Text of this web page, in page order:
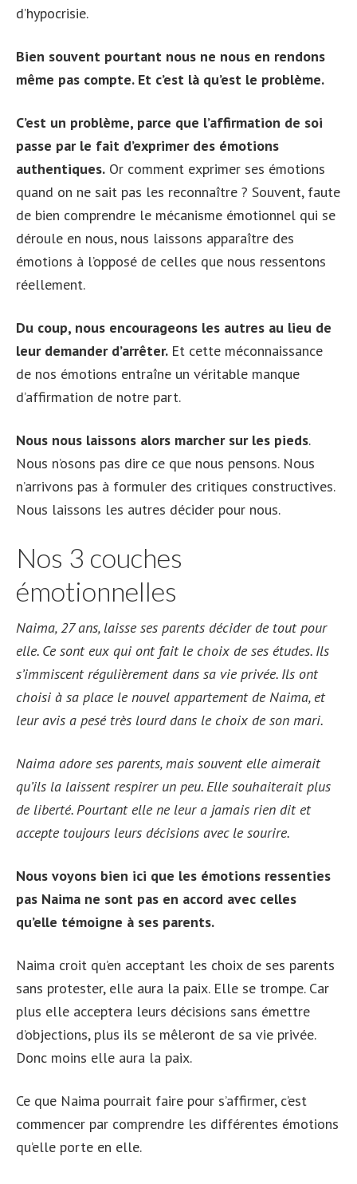
d’hypocrisie.
Bien souvent pourtant nous ne nous en rendons
même pas compte. Et c’est là qu’est le problème.
C’est un problème, parce que l’affirmation de soi
passe par le fait d’exprimer des émotions
authentiques. Or comment exprimer ses émotions
quand on ne sait pas les reconnaître ? Souvent, faute
de bien comprendre le mécanisme émotionnel qui se
déroule en nous, nous laissons apparaître des
émotions à l’opposé de celles que nous ressentons
réellement.
Du coup, nous encourageons les autres au lieu de
leur demander d’arrêter. Et cette méconnaissance
de nos émotions entraîne un véritable manque
d’affirmation de notre part.
Nous nous laissons alors marcher sur les pieds.
Nous n’osons pas dire ce que nous pensons. Nous
n’arrivons pas à formuler des critiques constructives.
Nous laissons les autres décider pour nous.
Nos 3 couches
émotionnelles
Naima, 27 ans, laisse ses parents décider de tout pour
elle. Ce sont eux qui ont fait le choix de ses études. Ils
s’immiscent régulièrement dans sa vie privée. Ils ont
choisi à sa place le nouvel appartement de Naima, et
leur avis a pesé très lourd dans le choix de son mari.
Naima adore ses parents, mais souvent elle aimerait
qu’ils la laissent respirer un peu. Elle souhaiterait plus
de liberté. Pourtant elle ne leur a jamais rien dit et
accepte toujours leurs décisions avec le sourire.
Nous voyons bien ici que les émotions ressenties
pas Naima ne sont pas en accord avec celles
qu’elle témoigne à ses parents.
Naima croit qu’en acceptant les choix de ses parents
sans protester, elle aura la paix. Elle se trompe. Car
plus elle acceptera leurs décisions sans émettre
d’objections, plus ils se mêleront de sa vie privée.
Donc moins elle aura la paix.
Ce que Naima pourrait faire pour s’affirmer, c’est
commencer par comprendre les différentes émotions
qu’elle porte en elle.